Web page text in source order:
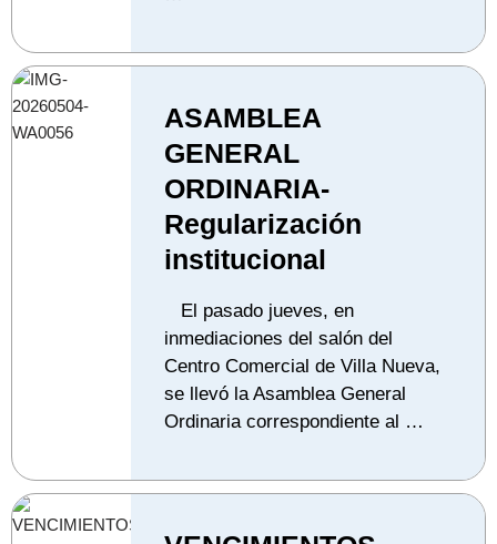
ASAMBLEA
GENERAL
ORDINARIA-
Regularización
institucional
El pasado jueves, en
inmediaciones del salón del
Centro Comercial de Villa Nueva,
se llevó la Asamblea General
Ordinaria correspondiente al …